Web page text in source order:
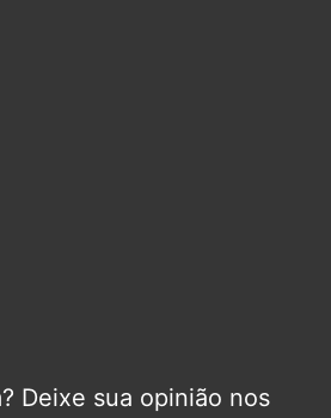
Deixe sua opinião nos